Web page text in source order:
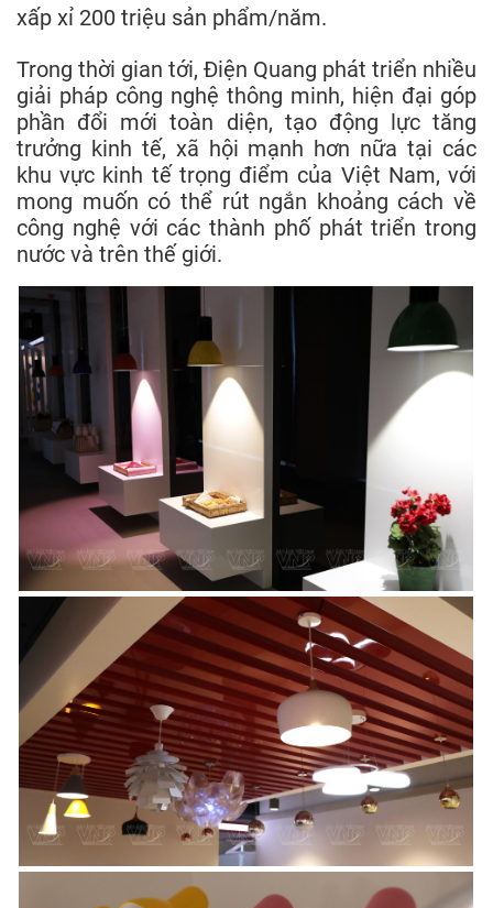
xấp xỉ 200 triệu sản phẩm/năm.
Trong thời gian tới, Điện Quang phát triển nhiều
giải pháp công nghệ thông minh, hiện đại góp
phần đổi mới toàn diện, tạo động lực tăng
trưởng kinh tế, xã hội mạnh hơn nữa tại các
khu vực kinh tế trọng điểm của Việt Nam, với
mong muốn có thể rút ngắn khoảng cách về
công nghệ với các thành phố phát triển trong
nước và trên thế giới.